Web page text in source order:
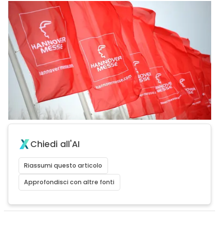
Chiedi all'AI
Riassumi questo articolo
Approfondisci con altre fonti